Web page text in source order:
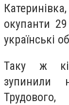
окупанти
українські
Таку ж
зупинили